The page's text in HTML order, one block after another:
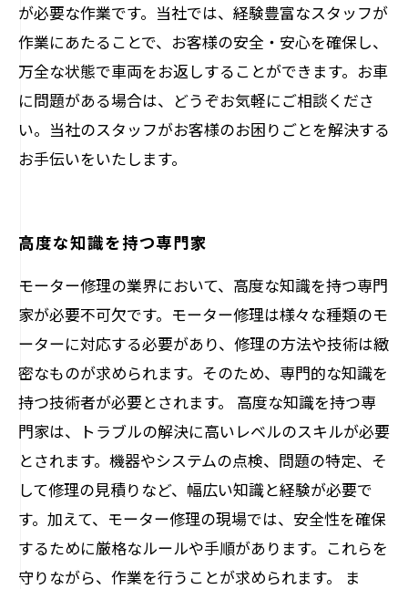
が必要な作業です。当社では、経験豊富なスタッフが
作業にあたることで、お客様の安全・安心を確保し、
万全な状態で車両をお返しすることができます。お車
に問題がある場合は、どうぞお気軽にご相談くださ
い。当社のスタッフがお客様のお困りごとを解決する
お手伝いをいたします。
高度な知識を持つ専門家
モーター修理の業界において、高度な知識を持つ専門
家が必要不可欠です。モーター修理は様々な種類のモ
ーターに対応する必要があり、修理の方法や技術は緻
密なものが求められます。そのため、専門的な知識を
持つ技術者が必要とされます。 高度な知識を持つ専
門家は、トラブルの解決に高いレベルのスキルが必要
とされます。機器やシステムの点検、問題の特定、そ
して修理の見積りなど、幅広い知識と経験が必要で
す。加えて、モーター修理の現場では、安全性を確保
するために厳格なルールや手順があります。これらを
守りながら、作業を行うことが求められます。 ま